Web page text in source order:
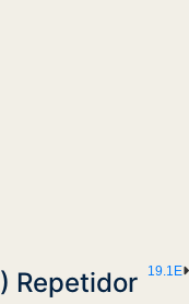
19.1E
) Repetidor